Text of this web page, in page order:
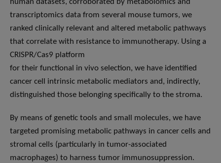
human datasets, corroborated by metabolomics and
transcriptomics data from several mouse tumors, we
ranked clinically relevant and altered metabolic pathways
that correlate with resistance to immunotherapy. Using a
CRISPR/Cas9 platform
for their functional in vivo selection, we have identified
cancer cell intrinsic metabolic mediators and, indirectly,
distinguished those belonging specifically to the stroma.
By means of genetic tools and small molecules, we have
targeted promising metabolic pathways in cancer cells and
stromal cells (particularly in tumor-associated
macrophages) to harness tumor immunosuppression.